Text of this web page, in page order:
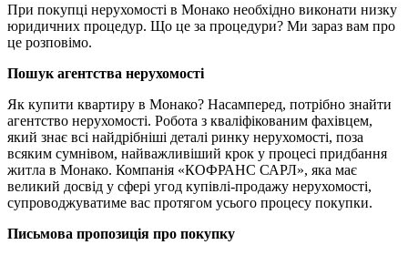
При покупці нерухомості в Монако необхідно виконати низку
юридичних процедур. Що це за процедури? Ми зараз вам про
це розповімо.
Пошук агентства нерухомості
Як купити квартиру в Монако? Насамперед, потрібно знайти
агентство нерухомості. Робота з кваліфікованим фахівцем,
який знає всі найдрібніші деталі ринку нерухомості, поза
всяким сумнівом, найважливіший крок у процесі придбання
житла в Монако. Компанія «КОФРАНС САРЛ», яка має
великий досвід у сфері угод купівлі-продажу нерухомості,
супроводжуватиме вас протягом усього процесу покупки.
Письмова пропозиція про покупку